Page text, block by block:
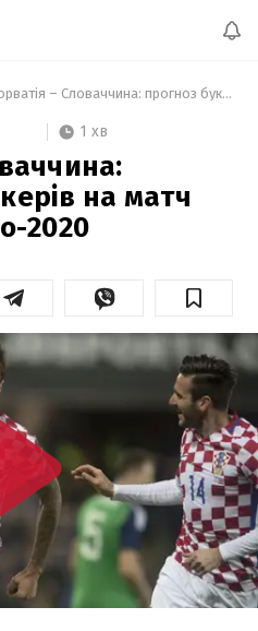
Хорватія – Словаччина: прогноз букмекерів на матч відбору до Євро-2020
1 хв
на матч
2020